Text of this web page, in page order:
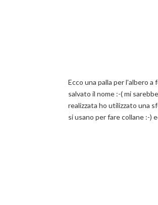
Ecco una palla per l'albero
salvato il nome :-( mi
realizzata ho utilizzato una
si usano per fare collane :-)